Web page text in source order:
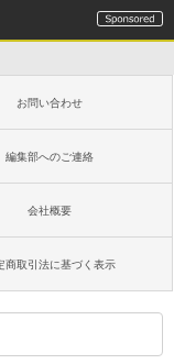
お問い合わせ
編集部へのご連絡
会社概要
商取引法に基づく表示